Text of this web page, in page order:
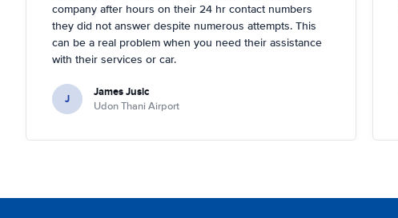
company after hours on their 24 hr contact numbers
they did not answer despite numerous attempts. This
can be a real problem when you need their assistance
with their services or car.
J James Jusic
Udon Thani Airport